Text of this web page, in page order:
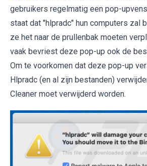
gebruikers regelmatig een pop-
staat dat "hlpradc" hun computers zal
ze het naar de prullenbak moeten
vaak bevriest deze pop-up ook de
Om te voorkomen dat deze pop-up
Hlpradc (en al zijn bestanden)
Cleaner moet verwijderd worden.